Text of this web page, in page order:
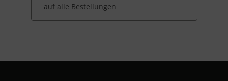
auf alle Bestellungen